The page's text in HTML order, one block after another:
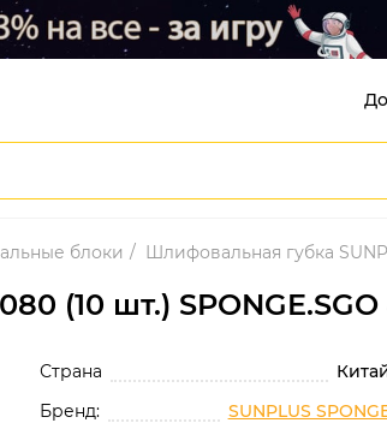
блоки Шлифовальная губка
(10 шт.) SPONGE.SGO
Страна
Бренд:
SUNPLUS